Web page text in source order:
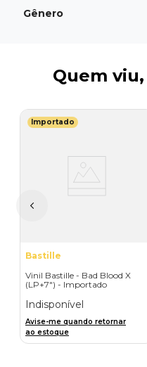
Gênero
Quem
Importado
Bastille
Vinil Bastille - Bad Blood X
(LP+7") - Importado
Indisponível
Avise-me quando retornar
ao estoque